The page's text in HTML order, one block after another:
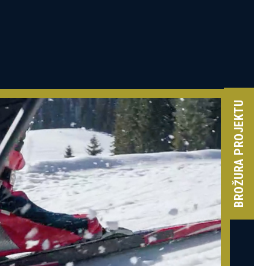
BROŽURA PROJEKTU